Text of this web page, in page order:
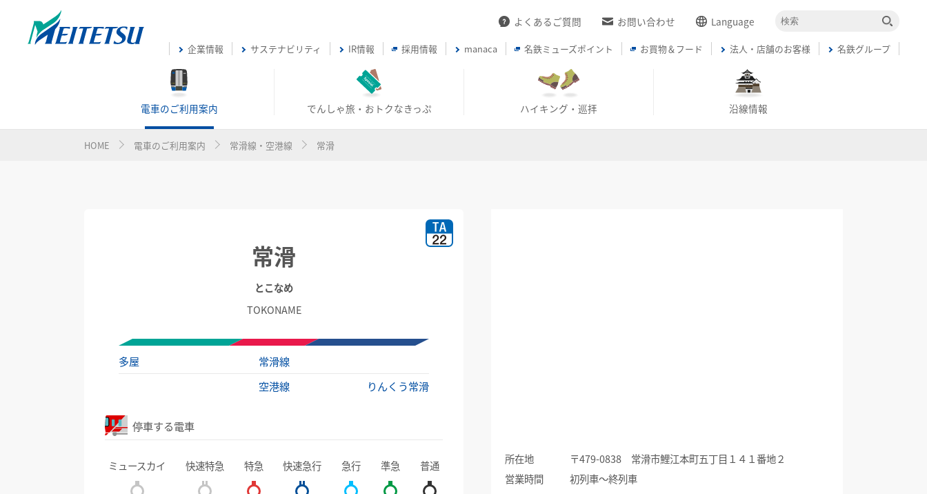
電車のご利用案内 でんしゃ旅・おトクなきっぷ ハイキング・巡拝 沿線情報
よくあるご質問 お問い合わせ Language
企業情報 サステナビリティ IR情報 採用情報 manaca 名鉄ミューズポイント お買物＆フード 法人・店舗のお客様 名鉄グループ
English
簡体中文
繁体中文
HOME 電車のご利用案内 常滑線・空港線 常滑
常滑
とこなめ
TOKONAME
多屋
常滑線
空港線
りんくう常滑
停車する電車
ミュースカイ 快速特急 特急 快速急行 急行 準急 普通 所在地
〒479-0838 常滑市鯉江本町五丁目１４１番地２
営業時間
初列車～終列車